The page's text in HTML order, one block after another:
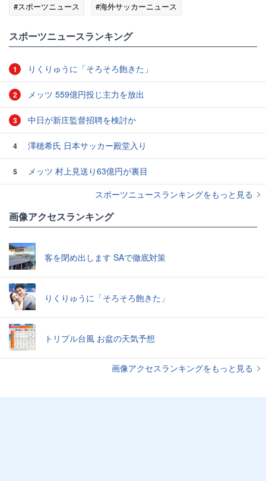
#スポーツニュース #海外サッカーニュース
スポーツニュースランキング
1 りくりゅうに「そろそろ飽きた」
2 メッツ 559億円投じ主力を放出
3 中日が新庄監督招聘を検討か
4 澤穂希氏 日本サッカー殿堂入り
5
メッツ 村上見送り63億円が裏目
スポーツニュースランキングをもっと見る
画像アクセスランキング
客を閉め出します SAで徹底対策
りくりゅうに「そろそろ飽きた」
トリプル台風 お盆の天気予想
画像アクセスランキングをもっと見る